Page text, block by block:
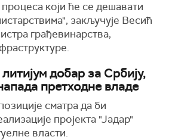
који ће се дешавати
закључује Весић
грађевинарства,
добар за Србију,
претходне владе
сматра да би
пројекта "Јадар"
власти.